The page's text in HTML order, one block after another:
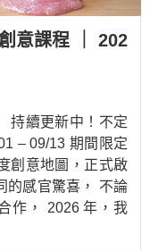
意課程 ｜ 202
持續更新中！不定
– 09/13 期間限定
創意地圖，正式啟
的感官驚喜， 不論
作， 2026 年，我